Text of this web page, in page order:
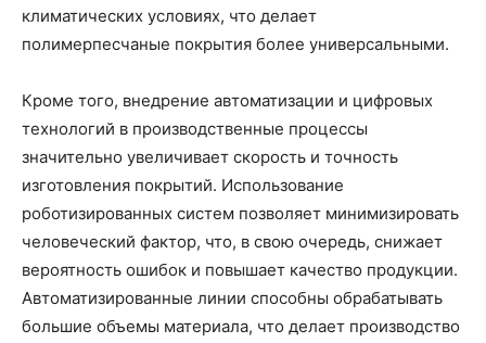
климатических условиях, что делает
полимерпесчаные покрытия более универсальными.
Кроме того, внедрение автоматизации и цифровых
технологий в производственные процессы
значительно увеличивает скорость и точность
изготовления покрытий. Использование
роботизированных систем позволяет минимизировать
человеческий фактор, что, в свою очередь, снижает
вероятность ошибок и повышает качество продукции.
Автоматизированные линии способны обрабатывать
большие объемы материала, что делает производство